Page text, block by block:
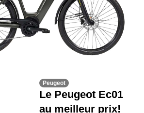
Peugeot
Le Peugeot Ec01
au meilleur prix!